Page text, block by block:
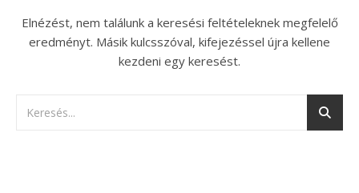
Elnézést, nem találunk a keresési feltételeknek megfelelő
eredményt. Másik kulcsszóval, kifejezéssel újra kellene
kezdeni egy keresést.